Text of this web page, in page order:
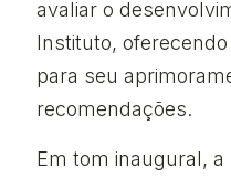
avaliar o
Instituto,
para seu
recomendações.
Em tom inaugural, a